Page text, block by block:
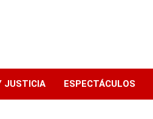
JUSTICIA ESPECTÁCULOS